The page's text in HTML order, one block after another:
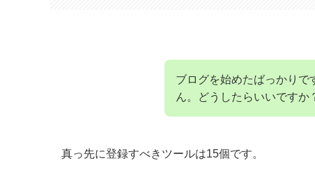
ブログを始めたばっかりで
ん。どうしたらいいですか
真っ先に登録すべきツールは15個です。